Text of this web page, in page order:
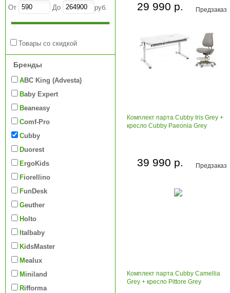
От До руб.
Товары со скидкой
Бренды
ABC King (Advesta)
Baby Expert
Beaneasy
Comf-Pro
Cubby
Duorest
ErgoKids
Fiorellino
FunDesk
Geuther
Holto
Italbaby
KidsMaster
Mealux
Miniland
Rifforma
Предзаказ
29 990 р.
Комплект парта Cubby Iris Grey +
кресло Cubby Paeonia Grey
Предзаказ
39 990 р.
Комплект парта Cubby Camellia
Grey + кресло Pittore Grey